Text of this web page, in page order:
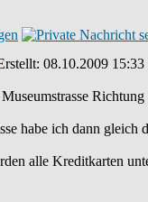
08.10.2009 15:33
habe ich dann
alle Kreditkarten